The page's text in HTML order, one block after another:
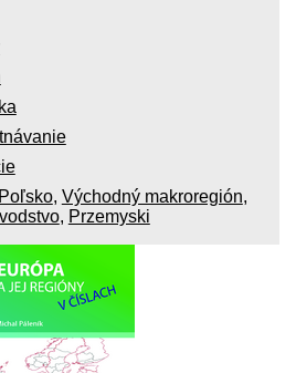
Poľsko, Východný makroregión,
, Przemyski